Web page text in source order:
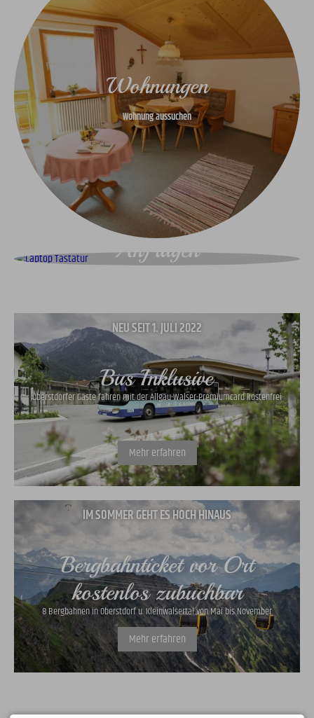
Wohnungen
Wohnung aussuchen
Anfragen
NEU SEIT 1. JULI 2022
Bus Inklusive
Oberstdorfer Gäste fahren mit der Allgäu-Walser-Premiumcard kostenfrei
Mehr erfahren
IM SOMMER GEHT ES HOCH HINAUS
Bergbahnticket vor Ort
kostenlos zubuchbar
8 Bergbahnen in Oberstdorf u. Kleinwalsertal von Mai bis November
Mehr erfahren